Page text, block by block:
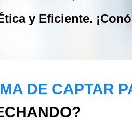
DE CAPTAR